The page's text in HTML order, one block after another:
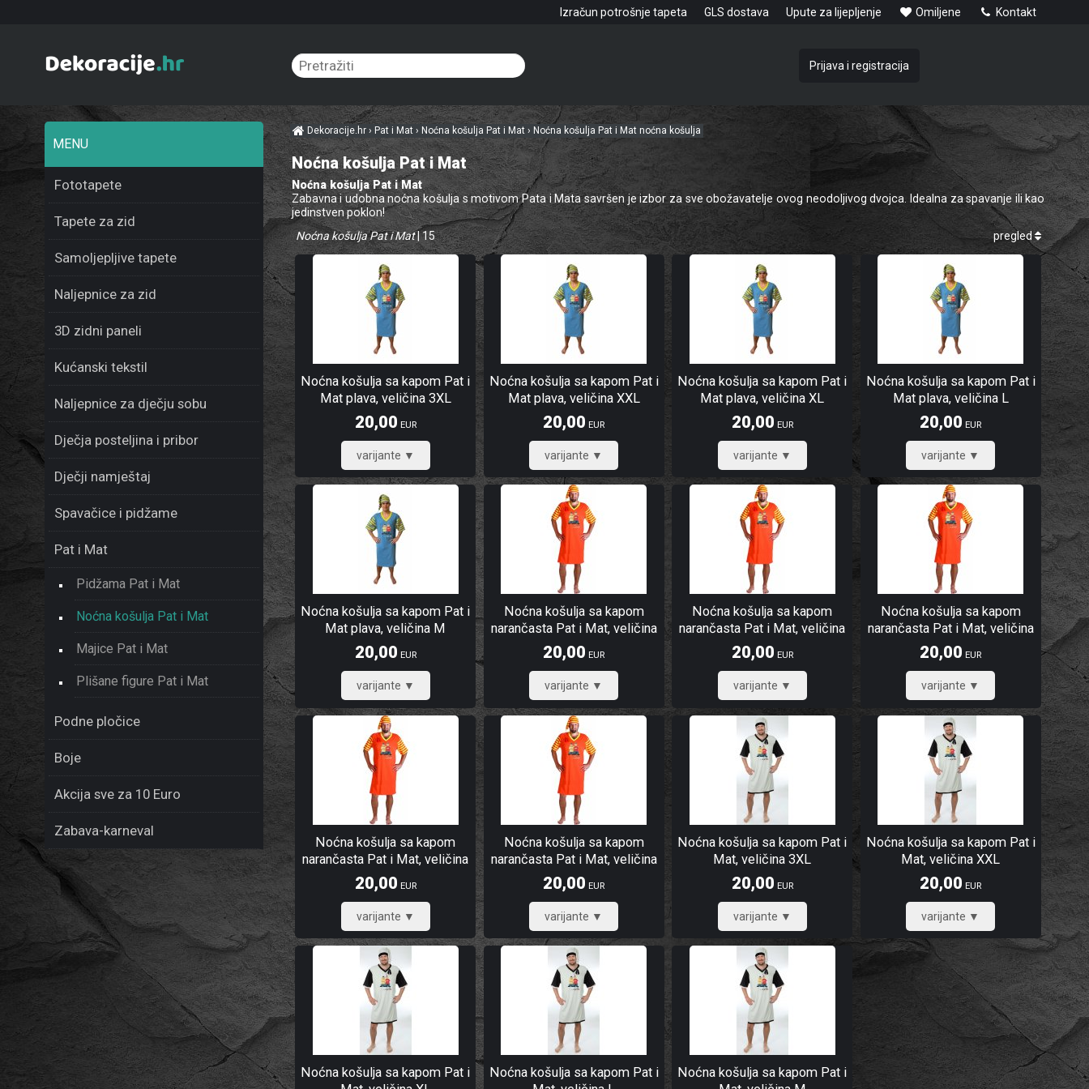
Noćna košulja Pat i Mat
Noćna košulja Pat i Mat
Zabavna i udobna noćna košulja s motivom Pata i Mata savršen je izbor za sve obožavatelje ovog neodoljivog dvojca. Idealna za spavanje ili kao
jedinstven poklon!
Noćna košulja Pat i Mat| 15 pregled
Noćna košulja sa kapom Pat i
Mat plava, veličina 3XL
20,00 EUR
16,00
Noćna košulja sa kapom Pat i
Mat plava, veličina XXL
20,00 EUR
16,00
Noćna košulja sa kapom Pat i
Mat plava, veličina XL
20,00 EUR
16,00
Noćna košulja sa kapom Pat i
Mat plava, veličina L
20,00 EUR
16,00
Noćna košulja sa kapom Pat i
Mat plava, veličina M
20,00 EUR
16,00
Noćna košulja sa kapom
narančasta Pat i Mat, veličina
L
20,00 EUR
16,00
Noćna košulja sa kapom
narančasta Pat i Mat, veličina
M
20,00 EUR
16,00
Noćna košulja sa kapom
narančasta Pat i Mat, veličina
3XL
20,00 EUR
16,00
Noćna košulja sa kapom
narančasta Pat i Mat, veličina
XL
20,00 EUR
16,00
Noćna košulja sa kapom
narančasta Pat i Mat, veličina
XXL
20,00 EUR
16,00
Noćna košulja sa kapom Pat i
Mat, veličina 3XL
20,00 EUR
16,00
Noćna košulja sa kapom Pat i
Mat, veličina XXL
20,00 EUR
16,00
Noćna košulja sa kapom Pat i
Noćna košulja sa kapom Pat i
Noćna košulja sa kapom Pat i
MENU
Fototapete
Tapete za zid
Samoljepljive tapete
Naljepnice za zid
3D zidni paneli
Kućanski tekstil
Naljepnice za dječju sobu
Dječja posteljina i pribor
Dječji namještaj
Spavačice i pidžame
Pat i Mat
Pidžama Pat i Mat
Noćna košulja Pat i Mat
Majice Pat i Mat
Plišane figure Pat i Mat
Podne pločice
Boje
Akcija sve za 10 Euro
Zabava-karneval
Izračun potrošnje tapeta GLS dostava Upute za lijepljenje Omiljene Kontakt
Dekoracije.hr› Pat i Mat › Noćna košulja Pat i Mat › Noćna košulja Pat i Mat noćna košulja
Prijava i registracija